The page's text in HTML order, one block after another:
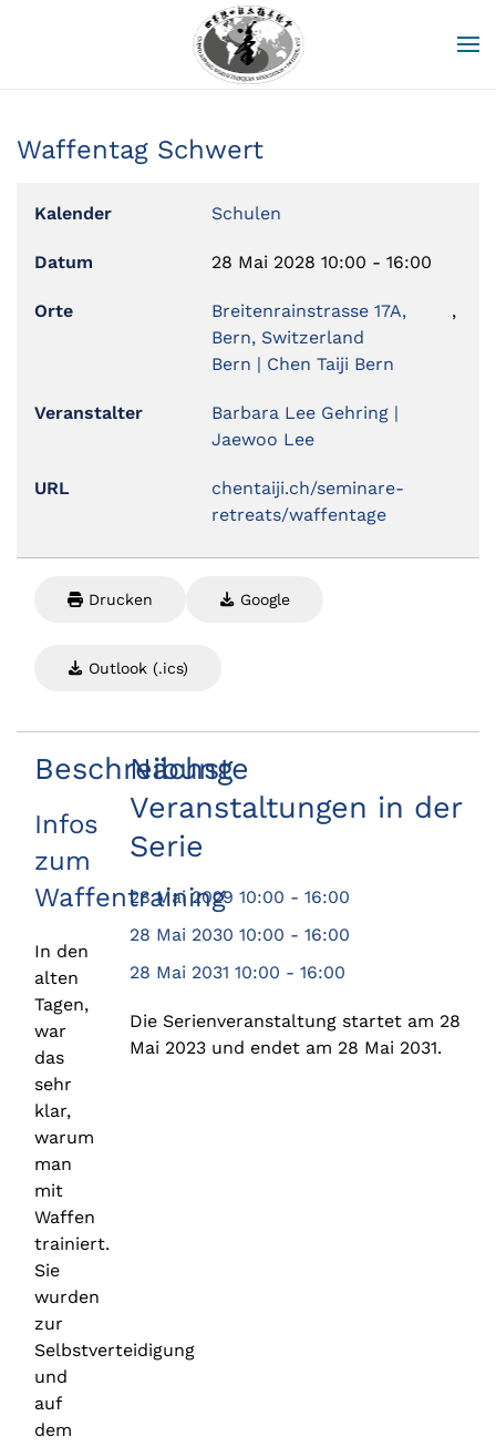
Zum Hauptinhalt springen
Waffentag Schwert
Kalender Schulen
Datum 28 Mai 2028 10:00 - 16:00
Orte
Breitenrainstrasse 17A,
Bern, Switzerland
,
Bern | Chen Taiji Bern
Veranstalter
Barbara Lee Gehring |
Jaewoo Lee
URL
chentaiji.ch/seminare-
retreats/waffentage
Drucken Google
Outlook (.ics)
Beschreibung
Infos
zum
Waffentraining
In den
alten
Tagen,
war
das
sehr
klar,
warum
man
mit
Waffen
trainiert.
Sie
wurden
zur
Selbstverteidigung
und
auf
dem
Nächste
Veranstaltungen in der
Serie
28 Mai 2029 10:00 - 16:00
28 Mai 2030 10:00 - 16:00
28 Mai 2031 10:00 - 16:00
Die Serienveranstaltung startet am 28
Mai 2023 und endet am 28 Mai 2031.